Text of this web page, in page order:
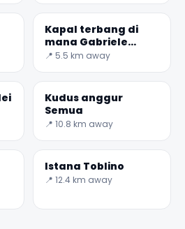
Kapal terbang di
mana Gabriele
d'annunzio pada 9
ke Wina, hanya satu
📍 5.5 km away
Kudus anggur
Semua
📍 10.8 km away
Istana Toblino
📍 12.4 km away